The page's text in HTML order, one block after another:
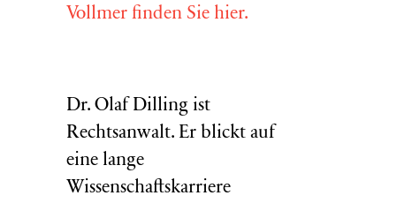
Vollmer finden Sie hier.
Dr. Olaf Dilling ist
Rechtsanwalt. Er blickt auf
eine lange
Wissenschaftskarriere